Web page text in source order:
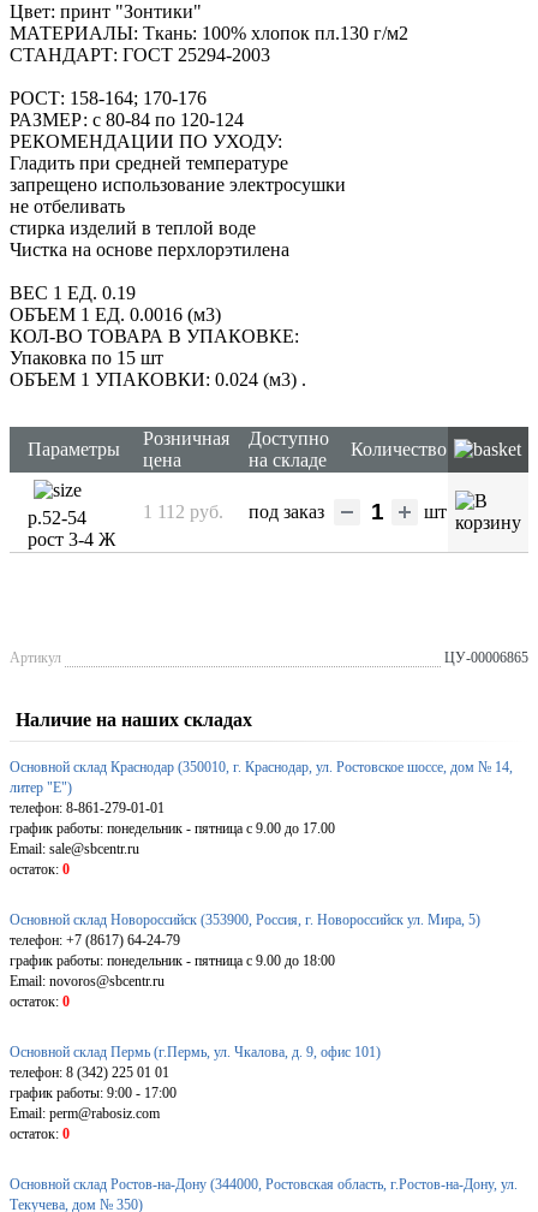
Цвет: принт "Зонтики"
МАТЕРИАЛЫ: Ткань: 100% хлопок пл.130 г/м2
СТАНДАРТ: ГОСТ 25294-2003
РОСТ: 158-164; 170-176
РАЗМЕР: с 80-84 по 120-124
РЕКОМЕНДАЦИИ ПО УХОДУ:
Гладить при средней температуре
запрещено использование электросушки
не отбеливать
стирка изделий в теплой воде
Чистка на основе перхлорэтилена
ВЕС 1 ЕД. 0.19
ОБЪЕМ 1 ЕД. 0.0016 (м3)
КОЛ-ВО ТОВАРА В УПАКОВКЕ:
Упаковка по 15 шт
ОБЪЕМ 1 УПАКОВКИ: 0.024 (м3) .
Параметры
Розничная
цена
Доступно
на складе
Количество
р.52-54
рост 3-4 Ж
1 112 руб. под заказ шт
Артикул ЦУ-00006865
Наличие на наших складах
Основной склад Краснодар (350010, г. Краснодар, ул. Ростовское шоссе, дом № 14,
литер "Е")
телефон: 8-861-279-01-01
график работы: понедельник - пятница с 9.00 до 17.00
Email: sale@sbcentr.ru
остаток: 0
Основной склад Новороссийск (353900, Россия, г. Новороссийск ул. Мира, 5)
телефон: +7 (8617) 64-24-79
график работы: понедельник - пятница с 9.00 до 18:00
Email: novoros@sbcentr.ru
остаток: 0
Основной склад Пермь (г.Пермь, ул. Чкалова, д. 9, офис 101)
телефон: 8 (342) 225 01 01
график работы: 9:00 - 17:00
Email: perm@rabosiz.com
остаток: 0
Основной склад Ростов-на-Дону (344000, Ростовская область, г.Ростов-на-Дону, ул.
Текучева, дом № 350)